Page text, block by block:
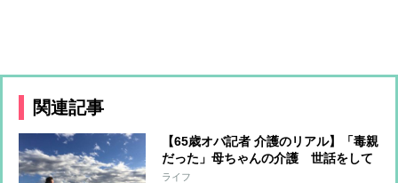
関連記事
【65歳オバ記者 介護のリアル】「毒親
だった」母ちゃんの介護 世話をして
いる時に抱いた思いとは？
ライフ